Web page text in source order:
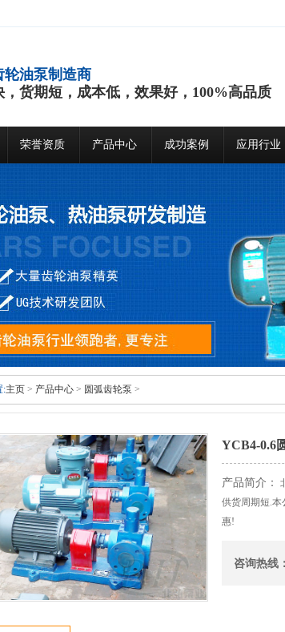
轮油泵制造商
，货期短，成本低，效果好，100%高品质
荣誉资质 产品中心 成功案例 应用行业
:主页 > 产品中心 > 圆弧齿轮泵 >
YCB4-0.6
产品简介：
供货周期短.本
惠!
咨询热线：